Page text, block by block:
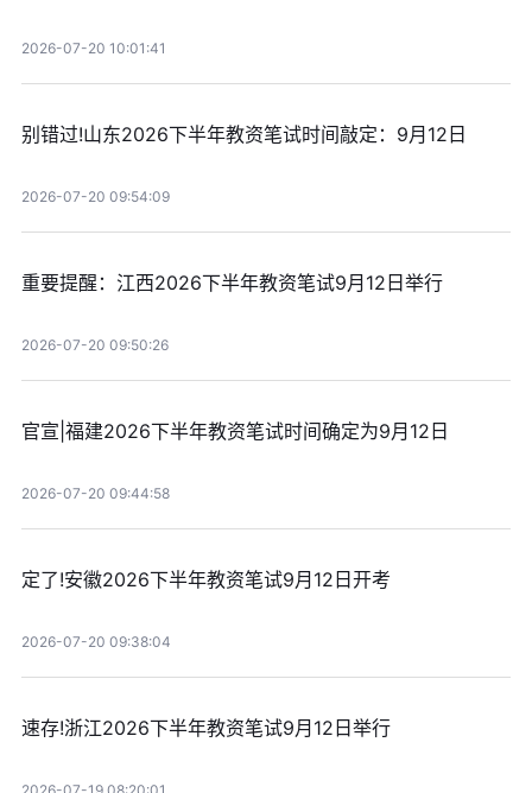
2026-07-20 10:01:41
别错过!山东2026下半年教资笔试时间敲定：9月12日
2026-07-20 09:54:09
重要提醒：江西2026下半年教资笔试9月12日举行
2026-07-20 09:50:26
官宣|福建2026下半年教资笔试时间确定为9月12日
2026-07-20 09:44:58
定了!安徽2026下半年教资笔试9月12日开考
2026-07-20 09:38:04
速存!浙江2026下半年教资笔试9月12日举行